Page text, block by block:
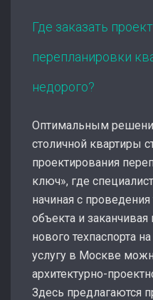
Где заказать проект
перепланировки
недорого?
Оптимальным
столичной квартиры
проектирования
ключ», где
начиная с
объекта и
нового техпаспорта
услугу в Москве
архитектурно-
Здесь предлагаются